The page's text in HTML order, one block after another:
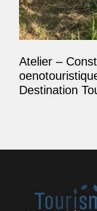
Atelier –
Destination